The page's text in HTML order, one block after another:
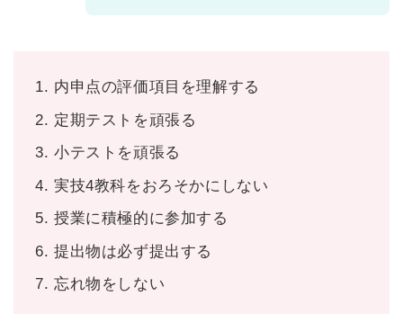
内申点の評価項目を理解する
定期テストを頑張る
小テストを頑張る
実技4教科をおろそかにしない
授業に積極的に参加する
提出物は必ず提出する
忘れ物をしない